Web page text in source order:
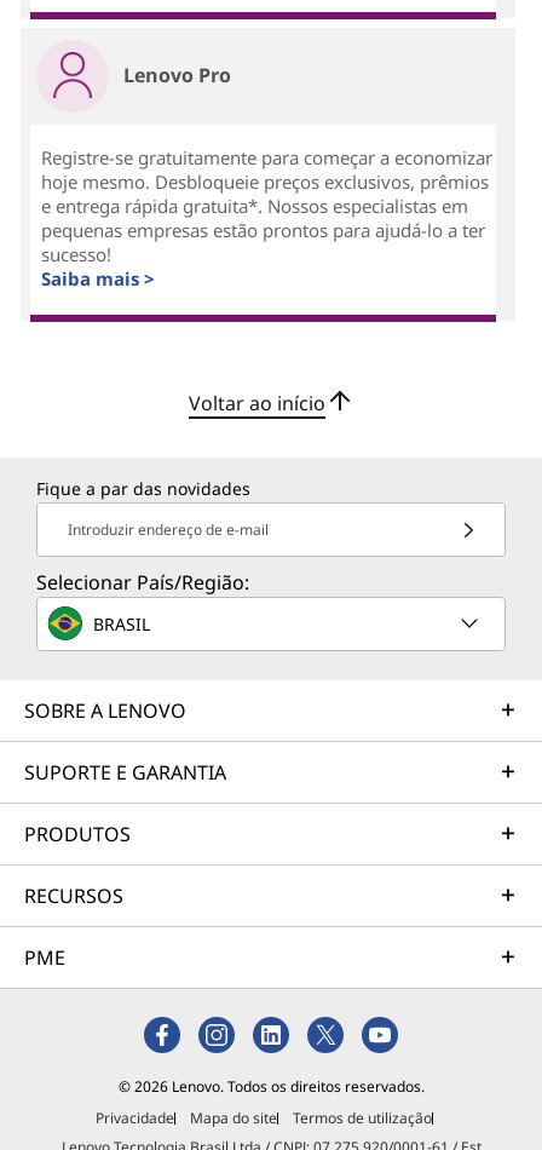
Lenovo Pro
Registre-se gratuitamente para começar a economizar
hoje mesmo. Desbloqueie preços exclusivos, prêmios
e entrega rápida gratuita*. Nossos especialistas em
pequenas empresas estão prontos para ajudá-lo a ter
sucesso!
Saiba mais >
Voltar ao início
Fique a par das novidades
Introduzir endereço de e-mail
Selecionar País/Região:
BRASIL
SOBRE A LENOVO
SUPORTE E GARANTIA
PRODUTOS
RECURSOS
PME
© 2026 Lenovo. Todos os direitos reservados.
Privacidade
Mapa do site
Termos de utilização